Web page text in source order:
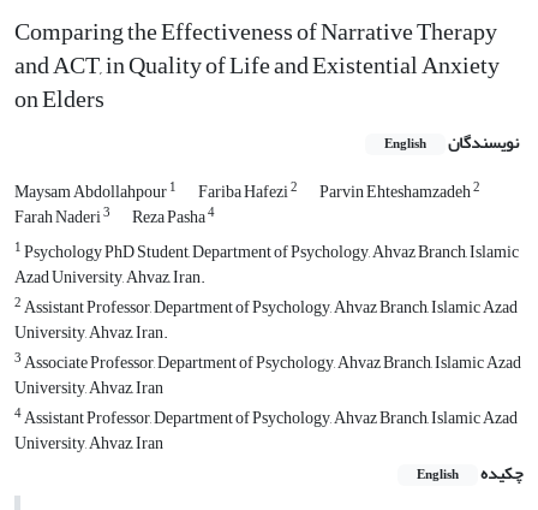
Comparing the Effectiveness of Narrative Therapy
and ACT, in Quality of Life and Existential Anxiety
on Elders
نویسندگان English
Maysam Abdollahpour1 Fariba Hafezi2 Parvin Ehteshamzadeh2
Farah Naderi3 Reza Pasha4
1Psychology PhD Student, Department of Psychology, Ahvaz Branch, Islamic
Azad University, Ahvaz, Iran.
2Assistant Professor, Department of Psychology, Ahvaz Branch, Islamic Azad
University, Ahvaz, Iran.
3Associate Professor, Department of Psychology, Ahvaz Branch, Islamic Azad
University, Ahvaz, Iran
4Assistant Professor, Department of Psychology, Ahvaz Branch, Islamic Azad
University, Ahvaz, Iran
چکیده
English